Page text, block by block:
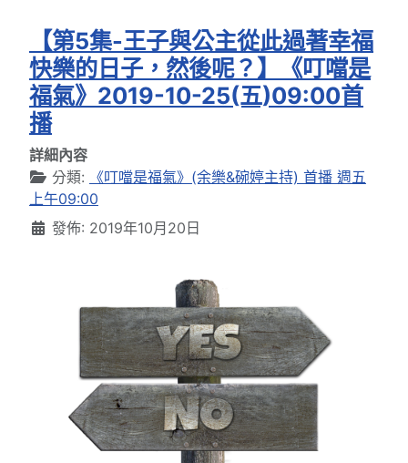
【第5集-王子與公主從此過著幸福
快樂的日子，然後呢？】《叮噹是
福氣》2019-10-25(五)09:00首
播
詳細內容
分類:
《叮噹是福氣》(余樂&碗婷主持) 首播 週五
上午09:00
發佈: 2019年10月20日